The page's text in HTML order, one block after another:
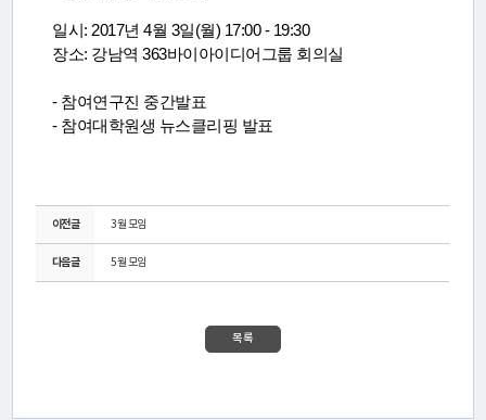
일시: 2017년 4월 3일(월) 17:00 - 19:30
장소: 강남역 363바이아이디어그룹 회의실
- 참여연구진 중간발표
- 참여대학원생 뉴스클리핑 발표
이전글 3월 모임
다음글 5월 모임
목록
개